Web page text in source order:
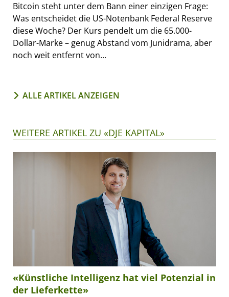
Bitcoin steht unter dem Bann einer einzigen Frage:
Was entscheidet die US-Notenbank Federal Reserve
diese Woche? Der Kurs pendelt um die 65.000-
Dollar-Marke – genug Abstand vom Junidrama, aber
noch weit entfernt von...
ALLE ARTIKEL ANZEIGEN
WEITERE ARTIKEL ZU «DJE KAPITAL»
«Künstliche Intelligenz hat viel Potenzial in
der Lieferkette»